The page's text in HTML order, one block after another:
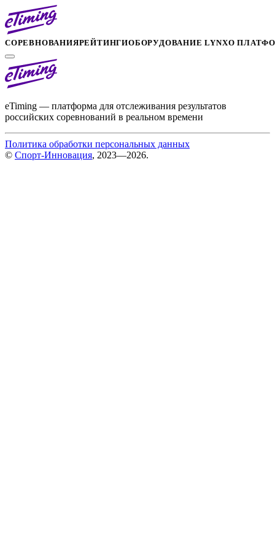
СОРЕВНОВАНИЯРЕЙТИНГИОБОРУДОВАНИЕ LYNXО
eTiming — платформа для отслеживания результатов
российских соревнований в реальном времени
Политика обработки персональных данных
© Спорт-Инновация, 2023—2026.